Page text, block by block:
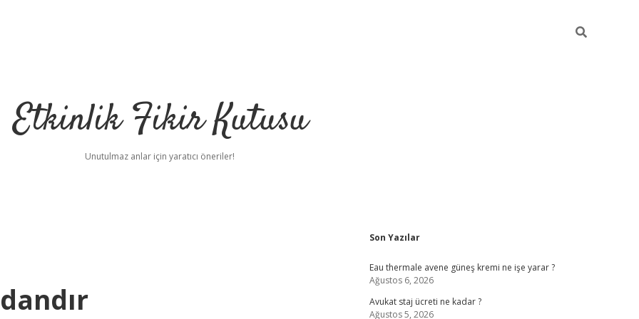
Etkinlik Fikir Kutusu
Unutulmaz anlar için yaratıcı öneriler!
Sidebar
Son Yazılar
Eau thermale avene güneş kremi ne işe yarar ?
Ağustos 6, 2026
Avukat staj ücreti ne kadar ?
Ağustos 5, 2026